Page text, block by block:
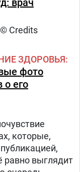
врач
Credits
ЗДОРОВЬЯ
фото
о его
которые,
равно выглядит